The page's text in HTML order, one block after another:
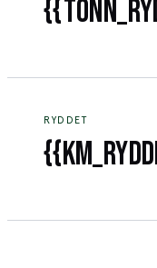
RYDDET